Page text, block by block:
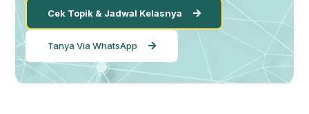
Cek Topik & Jadwal Kelasnya
Tanya Via WhatsApp